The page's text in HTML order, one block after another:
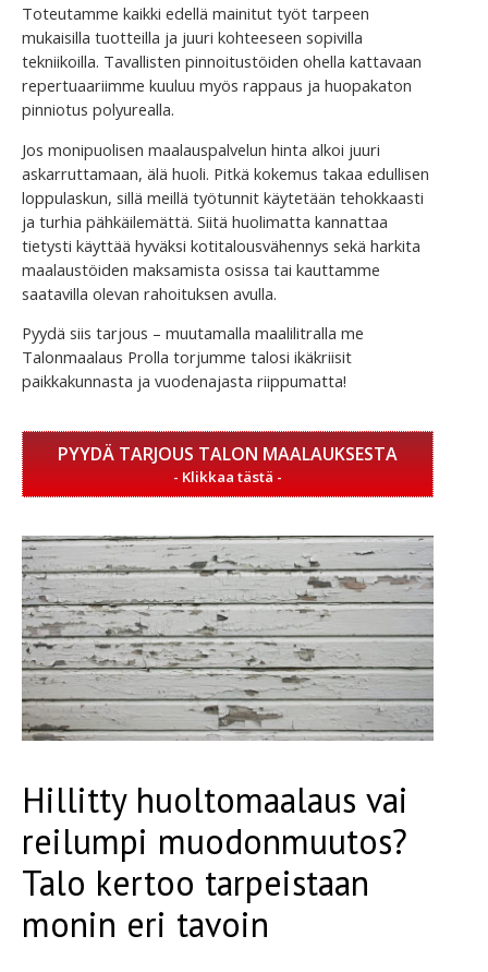
Toteutamme kaikki edellä mainitut työt tarpeen
mukaisilla tuotteilla ja juuri kohteeseen sopivilla
tekniikoilla. Tavallisten pinnoitustöiden ohella kattavaan
repertuaariimme kuuluu myös rappaus ja huopakaton
pinniotus polyurealla.
Jos monipuolisen maalauspalvelun hinta alkoi juuri
askarruttamaan, älä huoli. Pitkä kokemus takaa edullisen
loppulaskun, sillä meillä työtunnit käytetään tehokkaasti
ja turhia pähkäilemättä. Siitä huolimatta kannattaa
tietysti käyttää hyväksi kotitalousvähennys sekä harkita
maalaustöiden maksamista osissa tai kauttamme
saatavilla olevan rahoituksen avulla.
Pyydä siis tarjous – muutamalla maalilitralla me
Talonmaalaus Prolla torjumme talosi ikäkriisit
paikkakunnasta ja vuodenajasta riippumatta!
PYYDÄ TARJOUS TALON MAALAUKSESTA
Hillitty huoltomaalaus vai
reilumpi muodonmuutos?
Talo kertoo tarpeistaan
monin eri tavoin